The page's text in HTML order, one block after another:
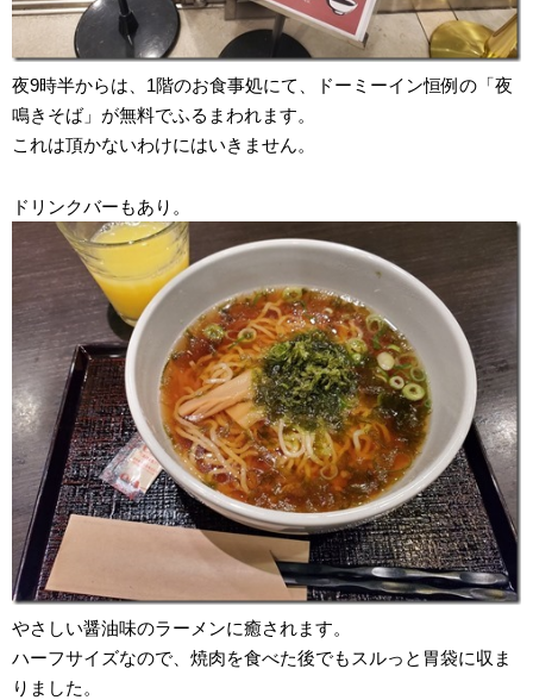
夜9時半からは、1階のお食事処にて、ドーミーイン恒例の「夜
鳴きそば」が無料でふるまわれます。
これは頂かないわけにはいきません。
ドリンクバーもあり。
やさしい醤油味のラーメンに癒されます。
ハーフサイズなので、焼肉を食べた後でもスルっと胃袋に収ま
りました。